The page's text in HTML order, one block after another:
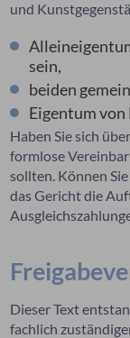
und
sein,
beiden
Eigentum
Haben Sie sich
formlose
sollten. Können
das Gericht die
Dieser Text
fachlich